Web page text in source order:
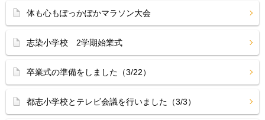
体も心もぽっかぽかマラソン大会
志染小学校 2学期始業式
卒業式の準備をしました（3/22）
都志小学校とテレビ会議を行いました（3/3）